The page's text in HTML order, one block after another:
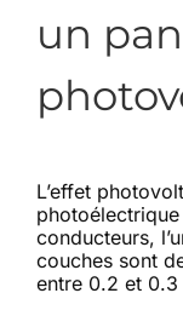
un
L’effet
conducteurs,
couches sont
entre 0.2 et 0.3